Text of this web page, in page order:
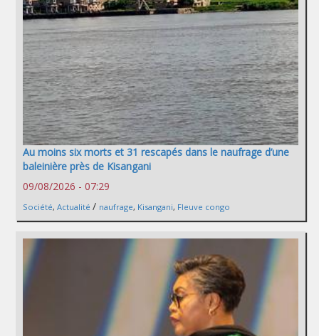
Au moins six morts et 31 rescapés dans le naufrage d’une
baleinière près de Kisangani
09/08/2026 - 07:29
Société, Actualité / naufrage, Kisangani, Fleuve congo